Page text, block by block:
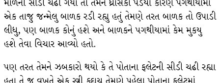
માળની સીડી ચઢી ગયા તો તેમને ધ્રાસકો પડયો કારણ પગથીયામાં
એક તાજુ જન્મેલુ બાળક રડી રહ્યુ હતું તેમણે તરત બાળક તો ઉપાડી
લીધુ, પણ બાળક કોનું હશે અને બાળકને પગથીયામાં કેમ મુકયુ
હશે તેવા વિચાર આવ્યો હતો.
પણ તરત તેમને ઝબકારો થયો કે તે પોતાના ફલેટની સીડી ચઢી રહ્યા